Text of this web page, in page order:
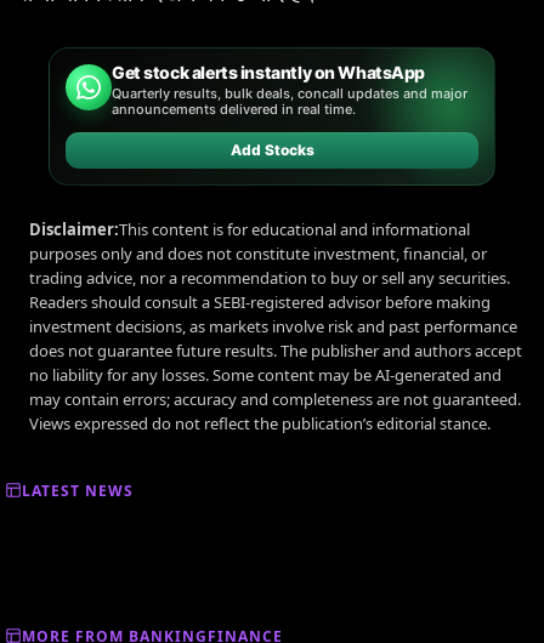
Get stock alerts instantly on WhatsApp
Quarterly results, bulk deals, concall updates and major
announcements delivered in real time.
Add Stocks
Disclaimer:This content is for educational and informational
purposes only and does not constitute investment, financial, or
trading advice, nor a recommendation to buy or sell any securities.
Readers should consult a SEBI-registered advisor before making
investment decisions, as markets involve risk and past performance
does not guarantee future results. The publisher and authors accept
no liability for any losses. Some content may be AI-generated and
may contain errors; accuracy and completeness are not guaranteed.
Views expressed do not reflect the publication’s editorial stance.
LATEST NEWS
MORE FROM BANKINGFINANCE